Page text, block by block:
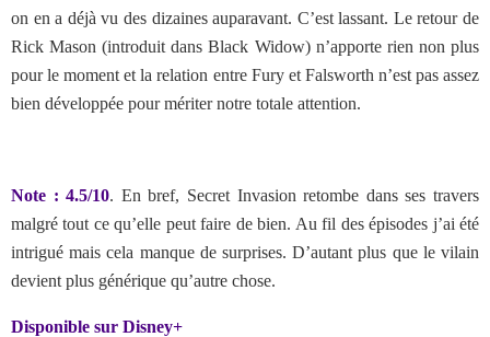
on en a déjà vu des dizaines auparavant. C’est lassant. Le retour de
Rick Mason (introduit dans Black Widow) n’apporte rien non plus
pour le moment et la relation entre Fury et Falsworth n’est pas assez
bien développée pour mériter notre totale attention.
Note : 4.5/10. En bref, Secret Invasion retombe dans ses travers
malgré tout ce qu’elle peut faire de bien. Au fil des épisodes j’ai été
intrigué mais cela manque de surprises. D’autant plus que le vilain
devient plus générique qu’autre chose.
Disponible sur Disney+